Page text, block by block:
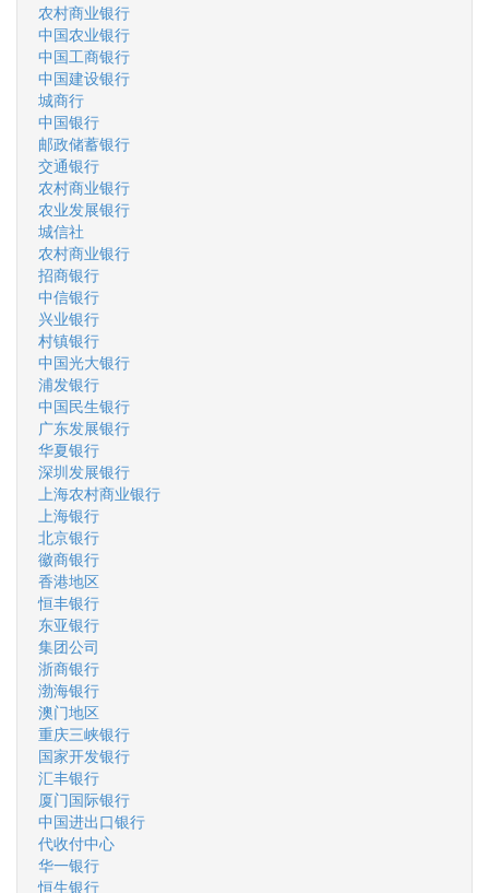
农村商业银行
中国农业银行
中国工商银行
中国建设银行
城商行
中国银行
邮政储蓄银行
交通银行
农村商业银行
农业发展银行
城信社
农村商业银行
招商银行
中信银行
兴业银行
村镇银行
中国光大银行
浦发银行
中国民生银行
广东发展银行
华夏银行
深圳发展银行
上海农村商业银行
上海银行
北京银行
徽商银行
香港地区
恒丰银行
东亚银行
集团公司
浙商银行
渤海银行
澳门地区
重庆三峡银行
国家开发银行
汇丰银行
厦门国际银行
中国进出口银行
代收付中心
华一银行
恒生银行